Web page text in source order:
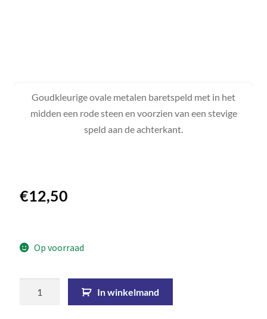
Goudkleurige ovale metalen baretspeld met in het
midden een rode steen en voorzien van een stevige
speld aan de achterkant.
€12,50
Op voorraad
In winkelmand